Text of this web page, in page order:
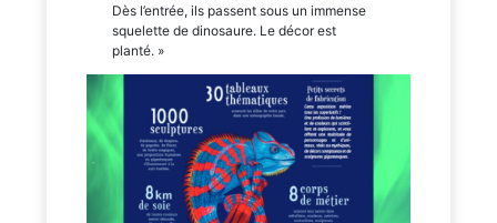
Dès l’entrée, ils passent sous un immense
squelette de dinosaure. Le décor est
planté. »